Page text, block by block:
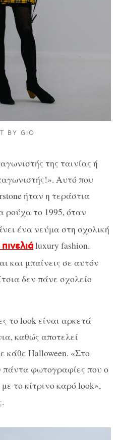
BY GIO
της ταινίας ή
Αυτό που
ήταν η τεράστια
ρούχα το 1995, όταν
ένα νεύμα στη σχολική
luxury fashion.
και μπαίνεις σε αυτόν
δεν πάνε σχολείο
το look είναι αρκετά
καθώς αποτελεί
κάθε Halloween. «Στο
πάντα φωτογραφίες που ο
το κίτρινο καρό look»,